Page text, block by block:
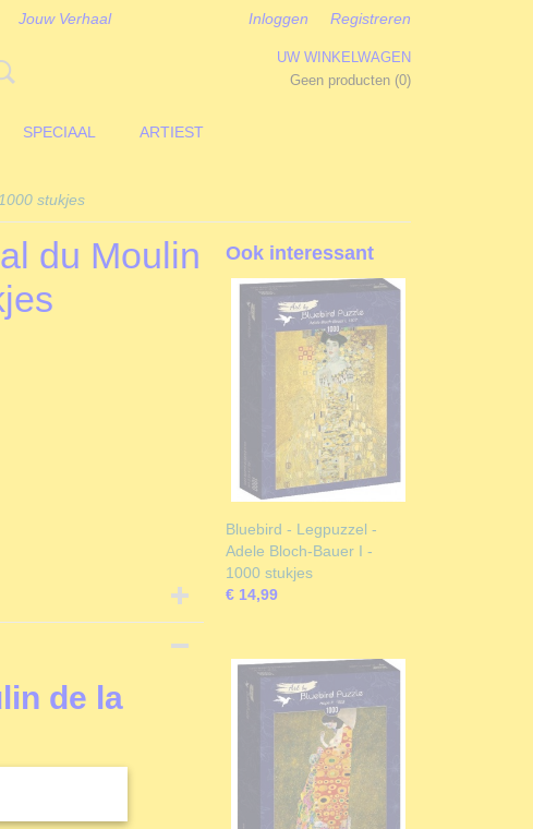
Jouw Verhaal Inloggen Registreren
UW WINKELWAGEN
Geen producten (0)
SPECIAAL ARTIEST
stukjes
du Moulin
de la
Ook interessant
Bluebird - Legpuzzel -
Adele Bloch-Bauer I -
1000 stukjes
€ 14,99